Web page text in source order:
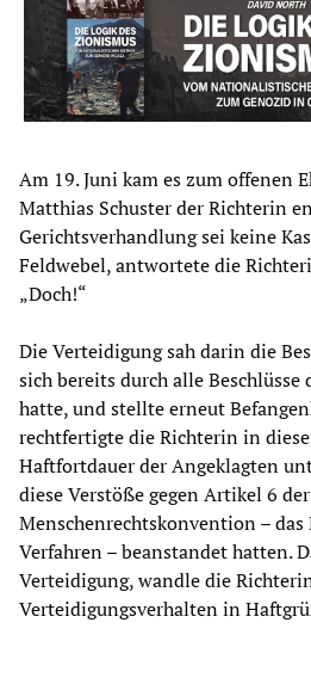
Am 19. Juni kam es zum offenen
Matthias Schuster der Richterin
Gerichtsverhandlung sei keine
Feldwebel, antwortete die
„Doch!“
Die Verteidigung sah darin die
sich bereits durch alle Beschlüsse
hatte, und stellte erneut
rechtfertigte die Richterin in
Haftfortdauer der Angeklagten
diese Verstöße gegen Artikel 6
Menschenrechtskonvention – das
Verfahren – beanstandet hatten.
Verteidigung, wandle die
Verteidigungsverhalten in